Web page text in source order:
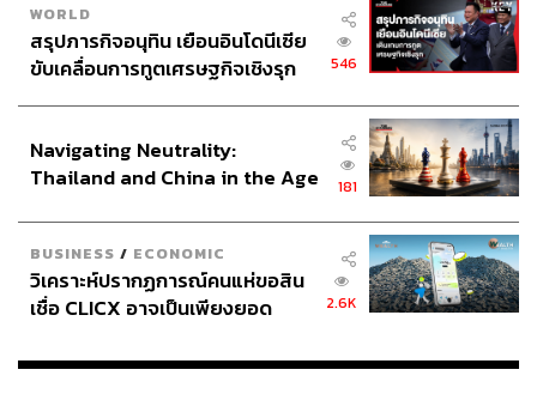
WORLD
สรุปภารกิจอนุทิน เยือนอินโดนีเซีย
ขับเคลื่อนการทูตเศรษฐกิจเชิงรุก
546
Navigating Neutrality:
Thailand and China in the Age
181
BUSINESS / ECONOMIC
วิเคราะห์ปรากฏการณ์คนแห่ขอสิน
เชื่อ CLICX อาจเป็นเพียงยอด
เรือนไทยที่ถูกซุกไว้
2.6K